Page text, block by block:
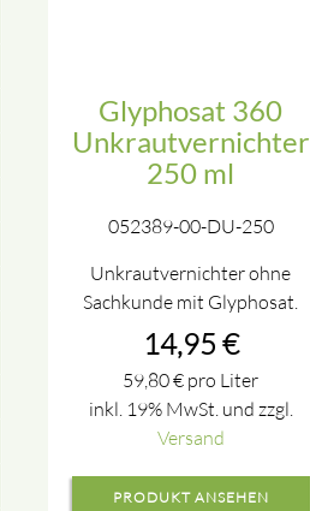
Glyphosat 360
Unkrautvernichter
250 ml
052389-00-DU-250
Unkrautvernichter ohne
Sachkunde mit Glyphosat.
14,95 €
59,80€ pro Liter
inkl. 19% MwSt. und zzgl.
Versand
PRODUKT ANSEHEN